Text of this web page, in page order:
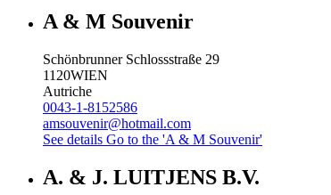
A & M Souvenir
Schönbrunner Schlossstraße 29
1120WIEN
Autriche
0043-1-8152586
amsouvenir@hotmail.com
See details Go to the 'A & M Souvenir'
A. & J. LUITJENS B.V.